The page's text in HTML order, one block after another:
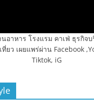
นอาหาร โรงแรม คาเฟ่ ธุรกิจ
ที่ยว เผยแพร่ผ่าน Facebook
Tiktok, iG